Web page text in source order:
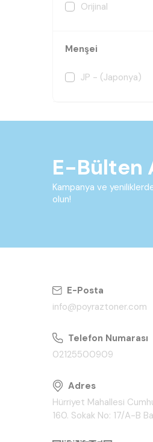
Orijinal
Menşei
JP - (Japonya)
E-Bülten
Kampanya ve
olun!
E-Posta
info@poyraztoner.com
Telefon Numarası
02125500909
Adres
Hürriyet Mahallesi
160. Sokak No: 17/A-B